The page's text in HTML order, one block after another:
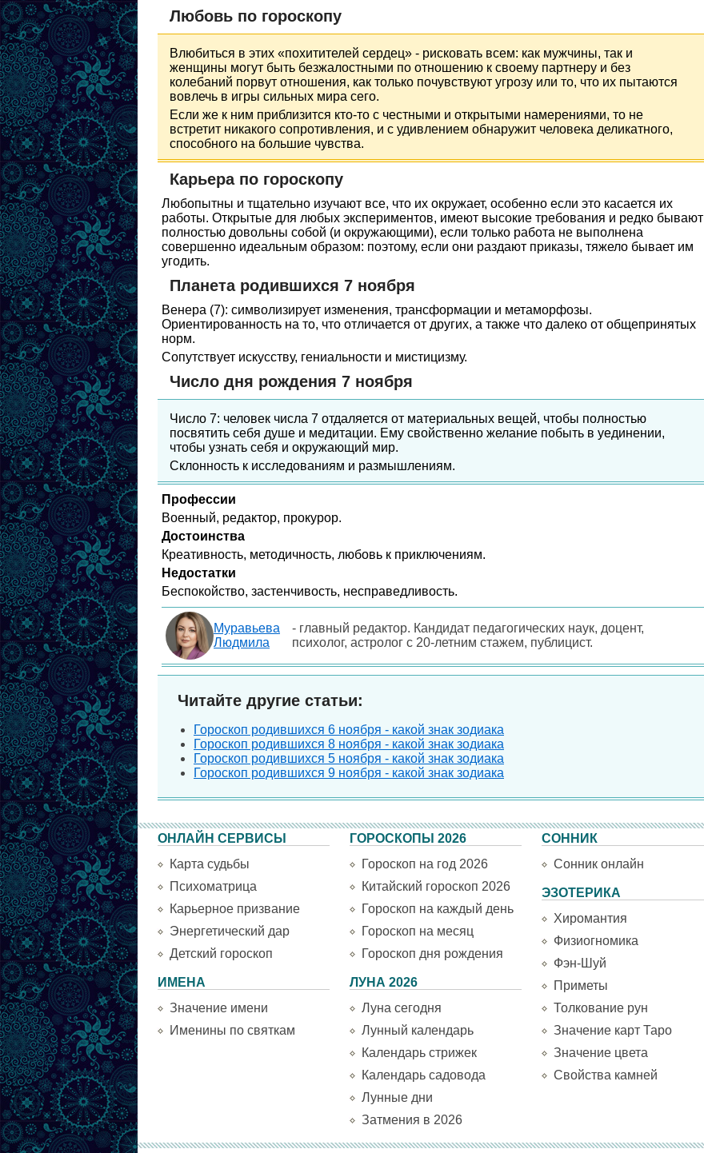
Любовь по гороскопу
Влюбиться в этих «похитителей сердец» - рисковать всем: как мужчины, так и
женщины могут быть безжалостными по отношению к своему партнеру и без
колебаний порвут отношения, как только почувствуют угрозу или то, что их пытаются
вовлечь в игры сильных мира сего.
Если же к ним приблизится кто-то с честными и открытыми намерениями, то не
встретит никакого сопротивления, и с удивлением обнаружит человека деликатного,
способного на большие чувства.
Карьера по гороскопу
Любопытны и тщательно изучают все, что их окружает, особенно если это касается их
работы. Открытые для любых экспериментов, имеют высокие требования и редко бывают
полностью довольны собой (и окружающими), если только работа не выполнена
совершенно идеальным образом: поэтому, если они раздают приказы, тяжело бывает им
угодить.
Планета родившихся 7 ноября
Венера (7): символизирует изменения, трансформации и метаморфозы.
Ориентированность на то, что отличается от других, а также что далеко от общепринятых
норм.
Сопутствует искусству, гениальности и мистицизму.
Число дня рождения 7 ноября
Число 7: человек числа 7 отдаляется от материальных вещей, чтобы полностью
посвятить себя душе и медитации. Ему свойственно желание побыть в уединении,
чтобы узнать себя и окружающий мир.
Склонность к исследованиям и размышлениям.
Профессии
Военный, редактор, прокурор.
Достоинства
Креативность, методичность, любовь к приключениям.
Недостатки
Беспокойство, застенчивость, несправедливость.
Муравьева
Людмила
- главный редактор. Кандидат педагогических наук, доцент,
психолог, астролог с 20-летним стажем, публицист.
Читайте другие статьи:
Гороскоп родившихся 6 ноября - какой знак зодиака
Гороскоп родившихся 8 ноября - какой знак зодиака
Гороскоп родившихся 5 ноября - какой знак зодиака
Гороскоп родившихся 9 ноября - какой знак зодиака
ОНЛАЙН СЕРВИСЫ
Карта судьбы
Психоматрица
Карьерное призвание
Энергетический дар
Детский гороскоп
ИМЕНА
Значение имени
Именины по святкам
ГОРОСКОПЫ 2026
Гороскоп на год 2026
Китайский гороскоп 2026
Гороскоп на каждый день
Гороскоп на месяц
Гороскоп дня рождения
ЛУНА 2026
Луна сегодня
Лунный календарь
Календарь стрижек
Календарь садовода
Лунные дни
Затмения в 2026
СОННИК
Сонник онлайн
ЭЗОТЕРИКА
Хиромантия
Физиогномика
Фэн-Шуй
Приметы
Толкование рун
Значение карт Таро
Значение цвета
Свойства камней